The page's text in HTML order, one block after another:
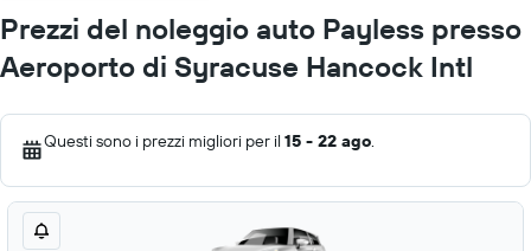
Prezzi del noleggio auto Payless presso
Aeroporto di Syracuse Hancock Intl
Questi sono i prezzi migliori per il 15 - 22 ago.